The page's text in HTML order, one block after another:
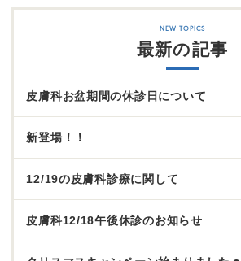
最新の記事
皮膚科お盆期間の休診日について
新登場！！
12/19の皮膚科診療に関して
皮膚科12/18午後休診のお知らせ